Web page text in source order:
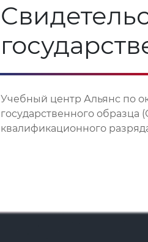
Учебный центр Альянс по
государственного образца
квалификационного